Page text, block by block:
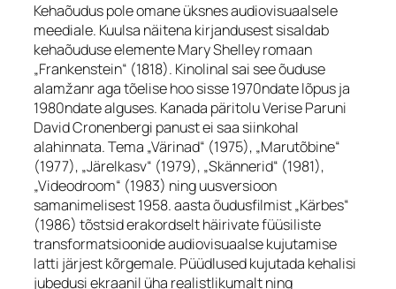
Kehaõudus pole omane üksnes audiovisuaalsele
meediale. Kuulsa näitena kirjandusest sisaldab
kehaõuduse elemente Mary Shelley romaan
„Frankenstein“ (1818). Kinolinal sai see õuduse
alamžanr aga tõelise hoo sisse 1970ndate lõpus ja
1980ndate alguses. Kanada päritolu Verise Paruni
David Cronenbergi panust ei saa siinkohal
alahinnata. Tema „Värinad“ (1975), „Marutõbine“
(1977), „Järelkasv“ (1979), „Skännerid“ (1981),
„Videodroom“ (1983) ning uusversioon
samanimelisest 1958. aasta õudusfilmist „Kärbes“
(1986) tõstsid erakordselt häirivate füüsiliste
transformatsioonide audiovisuaalse kujutamise
latti järjest kõrgemale. Püüdlused kujutada kehalisi
jubedusi ekraanil üha realistlikumalt ning